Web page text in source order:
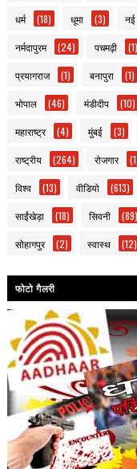
धर्म (18) धूमा (3) नई
नर्मदापुरम (24) पचमढ़ी (1)
प्रयागराज (1) बनापुरा (1)
भोपाल (46) मंडीदीप (10)
महाराष्ट्र (4) मुंबई (3)
राष्ट्रीय (264) रोजगार
विश्व (13) वीडियो (613)
साईंखेड़ा (18) सिवनी (89)
सोहागपुर (2) स्वास्थ (12)
फोटो गैलरी